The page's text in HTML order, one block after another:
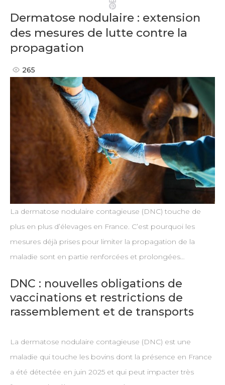
Pinterest
Dermatose nodulaire : extension
des mesures de lutte contre la
propagation
265
La dermatose nodulaire contagieuse (DNC) touche de
plus en plus d’élevages en France. C’est pourquoi les
mesures déjà prises pour limiter la propagation de la
maladie sont en partie renforcées et prolongées…
DNC : nouvelles obligations de
vaccinations et restrictions de
rassemblement et de transports
La dermatose nodulaire contagieuse (DNC) est une
maladie qui touche les bovins dont la présence en France
a été détectée en juin 2025 et qui peut impacter très